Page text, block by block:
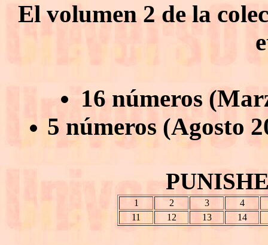
El volumen 2 de la
16 números
5 números (Agosto
1 2 3
4
11
12 13 14